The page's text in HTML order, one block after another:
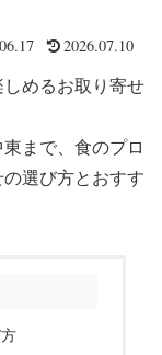
2026.07.10
めるお取り寄せ
まで、食のプロ
選び方とおすす